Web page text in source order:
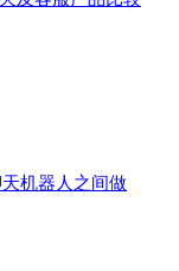
机器人之间做